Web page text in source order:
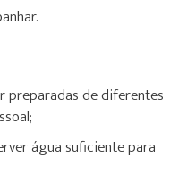
preparadas de diferentes
água suficiente para